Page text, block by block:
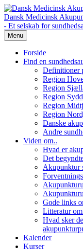
Dansk Medicinsk
- Et selskab for
Menu
Forside
Find en
Definitioner
Region
Region
Region
Region
Region
Danske
Andre
Viden om..
Hvad er
Det
Akupunktur
Gode links
Litteratur
Hvad sker
Kalender
Kurser